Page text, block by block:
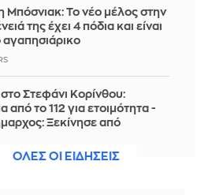
Μπόσνιακ: Το νέο μέλος στην
της έχει 4 πόδια και είναι
αγαπησιάρικο
Στεφάνι Κορίνθου:
από το 112 για ετοιμότητα -
Ξεκίνησε από
ΟΛΕΣ ΟΙ ΕΙΔΗΣΕΙΣ